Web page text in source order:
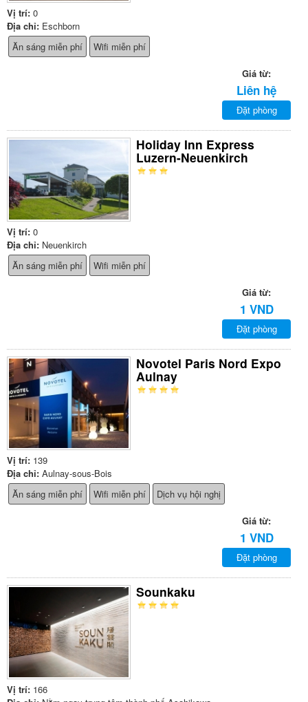
Vị trí: 0
Địa chỉ: Eschborn
Ăn sáng miễn phí
Wifi miễn phí
Giá từ:
Liên hệ
Đặt phòng
Holiday Inn Express
Luzern-Neuenkirch
Vị trí: 0
Địa chỉ: Neuenkirch
Ăn sáng miễn phí
Wifi miễn phí
Giá từ:
1 VND
Đặt phòng
Novotel Paris Nord Expo
Aulnay
Vị trí: 139
Địa chỉ: Aulnay-sous-Bois
Ăn sáng miễn phí
Wifi miễn phí Dịch vụ hội nghị
Giá từ:
1 VND
Đặt phòng
Sounkaku
Vị trí: 166